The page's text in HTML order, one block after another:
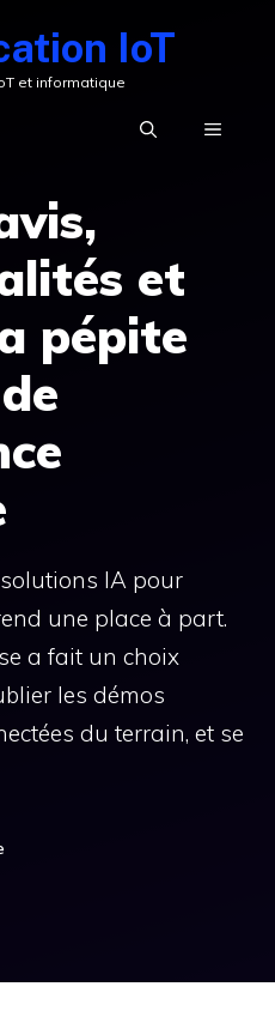
IoT
et informatique
MENU
et
pépite
IA pour
une place à part.
a fait un choix
les démos
du terrain, et se